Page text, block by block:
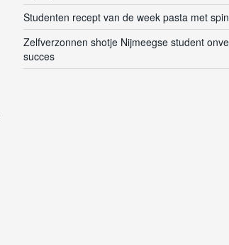
Studenten recept van de week pasta met
Zelfverzonnen shotje Nijmeegse student
succes